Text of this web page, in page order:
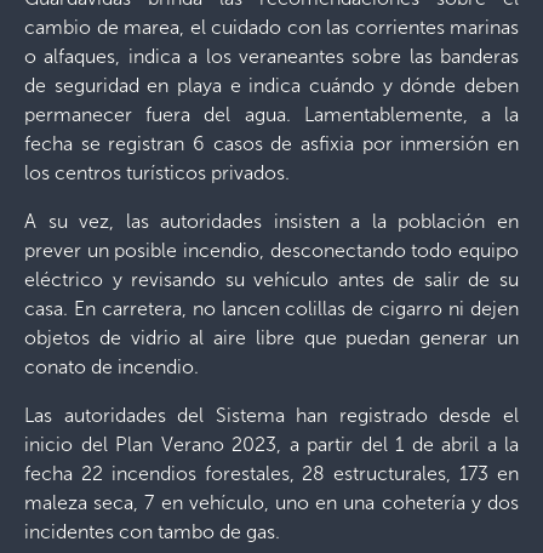
cambio de marea, el cuidado con las corrientes marinas
o alfaques, indica a los veraneantes sobre las banderas
de seguridad en playa e indica cuándo y dónde deben
permanecer fuera del agua. Lamentablemente, a la
fecha se registran 6 casos de asfixia por inmersión en
los centros turísticos privados.
A su vez, las autoridades insisten a la población en
prever un posible incendio, desconectando todo equipo
eléctrico y revisando su vehículo antes de salir de su
casa. En carretera, no lancen colillas de cigarro ni dejen
objetos de vidrio al aire libre que puedan generar un
conato de incendio.
Las autoridades del Sistema han registrado desde el
inicio del Plan Verano 2023, a partir del 1 de abril a la
fecha 22 incendios forestales, 28 estructurales, 173 en
maleza seca, 7 en vehículo, uno en una cohetería y dos
incidentes con tambo de gas.